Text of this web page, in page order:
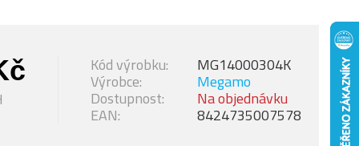
Dostupnost: Na objednávku
Výrobce: Megamo
Kód výrobku: MG14000304K
EAN: 8424735007578